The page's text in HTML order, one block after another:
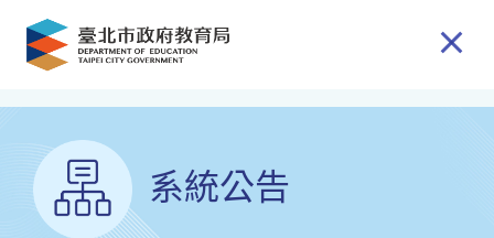
跳到主要內容
系統公告